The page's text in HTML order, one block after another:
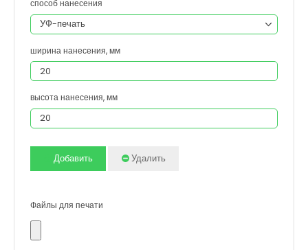
способ нанесения
ширина нанесения, мм
высота нанесения, мм
Добавить Удалить
Файлы для печати